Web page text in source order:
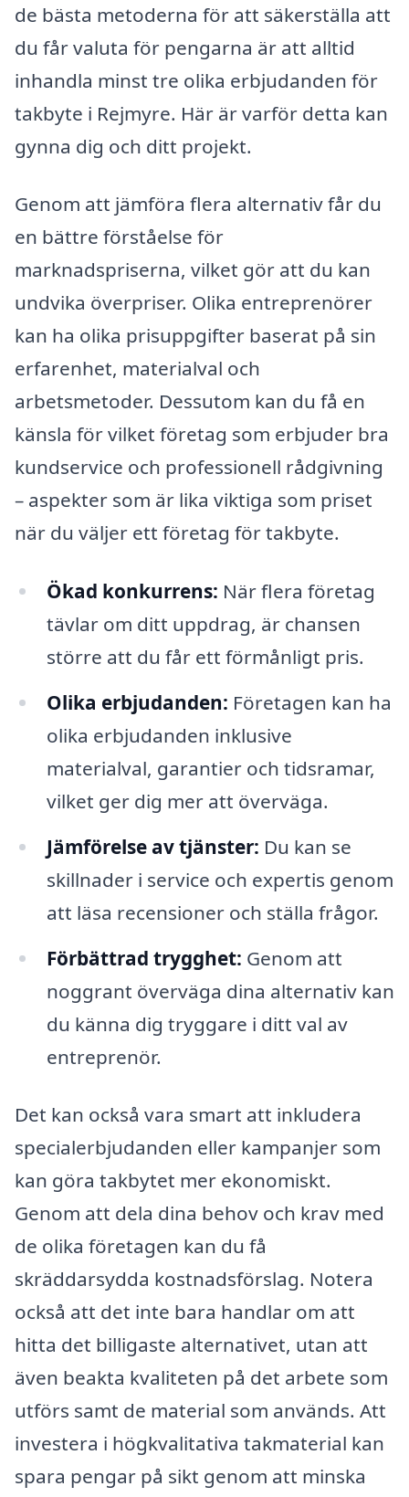
de bästa metoderna för att säkerställa att
du får valuta för pengarna är att alltid
inhandla minst tre olika erbjudanden för
takbyte i Rejmyre. Här är varför detta kan
gynna dig och ditt projekt.
Genom att jämföra flera alternativ får du
en bättre förståelse för
marknadspriserna, vilket gör att du kan
undvika överpriser. Olika entreprenörer
kan ha olika prisuppgifter baserat på sin
erfarenhet, materialval och
arbetsmetoder. Dessutom kan du få en
känsla för vilket företag som erbjuder bra
kundservice och professionell rådgivning
– aspekter som är lika viktiga som priset
när du väljer ett företag för takbyte.
Ökad konkurrens: När flera företag
tävlar om ditt uppdrag, är chansen
större att du får ett förmånligt pris.
Olika erbjudanden: Företagen kan ha
olika erbjudanden inklusive
materialval, garantier och tidsramar,
vilket ger dig mer att överväga.
Jämförelse av tjänster: Du kan se
skillnader i service och expertis genom
att läsa recensioner och ställa frågor.
Förbättrad trygghet: Genom att
noggrant överväga dina alternativ kan
du känna dig tryggare i ditt val av
entreprenör.
Det kan också vara smart att inkludera
specialerbjudanden eller kampanjer som
kan göra takbytet mer ekonomiskt.
Genom att dela dina behov och krav med
de olika företagen kan du få
skräddarsydda kostnadsförslag. Notera
också att det inte bara handlar om att
hitta det billigaste alternativet, utan att
även beakta kvaliteten på det arbete som
utförs samt de material som används. Att
investera i högkvalitativa takmaterial kan
spara pengar på sikt genom att minska